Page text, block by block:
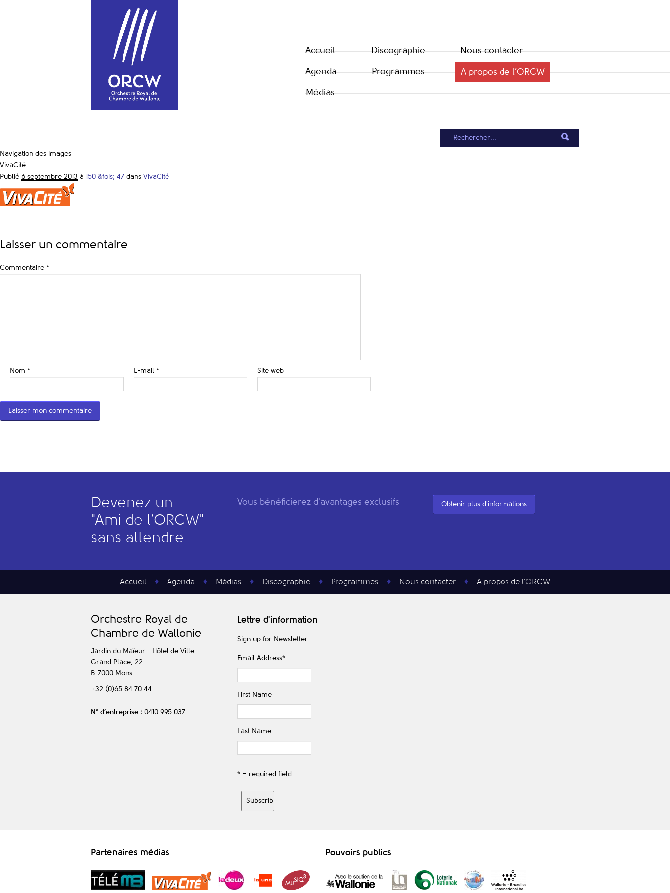
Accueil
Agenda
Médias
Discographie
Programmes
Nous contacter
A propos de l’ORCW
Navigation des images
VivaCité
Publié 6 septembre 2013 à 150 &fois; 47 dans VivaCité
Laisser un commentaire
Commentaire *
Nom * E-mail * Site web
Devenez un
"Ami de l’ORCW"
sans attendre
Vous bénéficierez d'avantages exclusifs Obtenir plus d'informations
Accueil Agenda Médias Discographie Programmes Nous contacter A propos de l’ORCW
Orchestre Royal de
Chambre de Wallonie
Jardin du Maïeur - Hôtel de Ville
Grand Place, 22
B-7000 Mons
+32 (0)65 84 70 44
N° d’entreprise : 0410 995 037
Lettre d'information
Sign up for Newsletter
Email Address*
First Name
Last Name
* = required field
Partenaires médias Pouvoirs publics